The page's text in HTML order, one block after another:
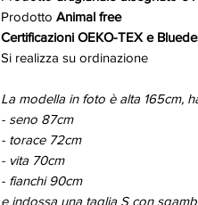
Prodotto Animal free
Certificazioni OEKO-TEX e
Si realizza su ordinazione
La modella in foto è alta 165cm,
- seno 87cm
- torace 72cm
- vita 70cm
- fianchi 90cm
e indossa una taglia S con